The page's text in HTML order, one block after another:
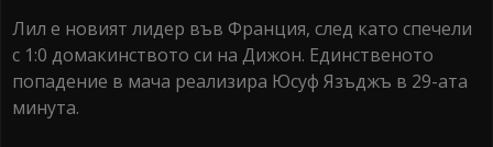
Лил е новият лидер във Франция, след като спечели
с 1:0 домакинството си на Дижон. Единственото
попадение в мача реализира Юсуф Язъджъ в 29-ата
минута.